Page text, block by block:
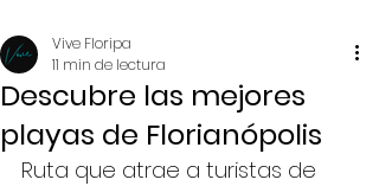
Descubre las mejores
playas de Florianópolis
Vive Floripa
11 min de lectura
Ruta que atrae a turistas de